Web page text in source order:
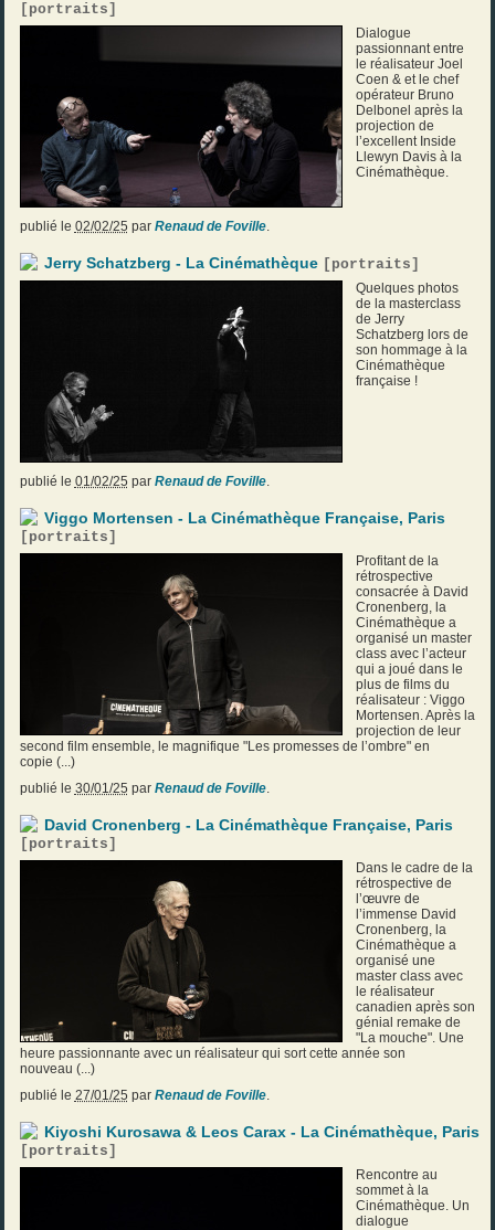
[ portraits ]
Dialogue
passionnant entre
le réalisateur Joel
Coen & et le chef
opérateur Bruno
Delbonel après la
projection de
l’excellent Inside
Llewyn Davis à la
Cinémathèque.
publié le 02/02/25 par Renaud de Foville.
Jerry Schatzberg - La Cinémathèque [ portraits ]
Quelques photos
de la masterclass
de Jerry
Schatzberg lors de
son hommage à la
Cinémathèque
française !
publié le 01/02/25 par Renaud de Foville.
Viggo Mortensen - La Cinémathèque Française, Paris
[ portraits ]
Profitant de la
rétrospective
consacrée à David
Cronenberg, la
Cinémathèque a
organisé un master
class avec l’acteur
qui a joué dans le
plus de films du
réalisateur : Viggo
Mortensen. Après la
projection de leur
second film ensemble, le magnifique "Les promesses de l’ombre" en
copie (...)
publié le 30/01/25 par Renaud de Foville.
David Cronenberg - La Cinémathèque Française, Paris
[ portraits ]
Dans le cadre de la
rétrospective de
l’œuvre de
l’immense David
Cronenberg, la
Cinémathèque a
organisé une
master class avec
le réalisateur
canadien après son
génial remake de
"La mouche". Une
heure passionnante avec un réalisateur qui sort cette année son
nouveau (...)
publié le 27/01/25 par Renaud de Foville.
Kiyoshi Kurosawa & Leos Carax - La Cinémathèque, Paris
[ portraits ]
Rencontre au
sommet à la
Cinémathèque. Un
dialogue